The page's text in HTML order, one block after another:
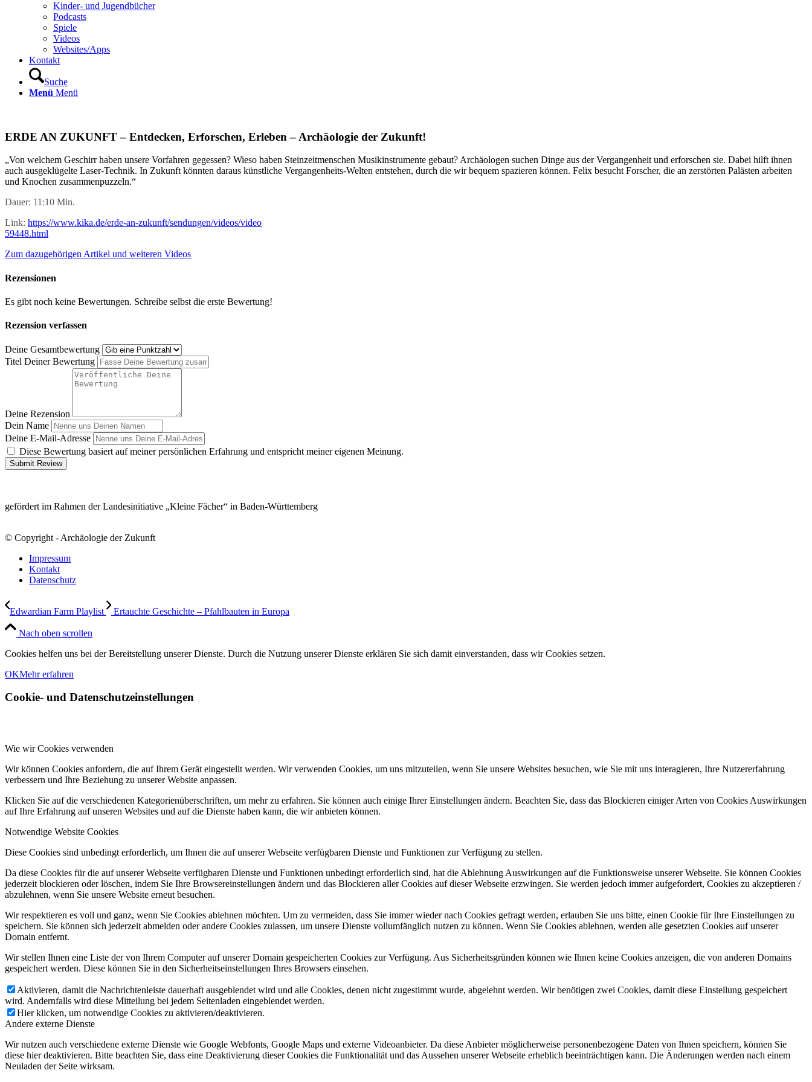
Kinder- und Jugendbücher
Podcasts
Spiele
Videos
Websites/Apps
Kontakt
Suche
Menü Menü
ERDE AN ZUKUNFT – Entdecken, Erforschen, Erleben – Archäologie der Zukunft!
„Von welchem Geschirr haben unsere Vorfahren gegessen? Wieso haben Steinzeitmenschen Musikinstrumente gebaut? Archäologen suchen Dinge aus der Vergangenheit und erforschen sie. Dabei hilft ihnen
auch ausgeklügelte Laser-Technik. In Zukunft könnten daraus künstliche Vergangenheits-Welten entstehen, durch die wir bequem spazieren können. Felix besucht Forscher, die an zerstörten Palästen arbeiten
und Knochen zusammenpuzzeln.“
Dauer: 11:10 Min.
Link: https://www.kika.de/erde-an-zukunft/sendungen/videos/video
59448.html
Zum dazugehörigen Artikel und weiteren Videos
Rezensionen
Es gibt noch keine Bewertungen. Schreibe selbst die erste Bewertung!
Rezension verfassen
Deine Gesamtbewertung
Titel Deiner Bewertung
Deine Rezension
Dein Name
Deine E-Mail-Adresse
Diese Bewertung basiert auf meiner persönlichen Erfahrung und entspricht meiner eigenen Meinung.
Submit Review
gefördert im Rahmen der Landesinitiative „Kleine Fächer“ in Baden-Württemberg
© Copyright - Archäologie der Zukunft
Impressum
Kontakt
Datenschutz
Edwardian Farm Playlist Ertauchte Geschichte – Pfahlbauten in Europa
Nach oben scrollen
Cookies helfen uns bei der Bereitstellung unserer Dienste. Durch die Nutzung unserer Dienste erklären Sie sich damit einverstanden, dass wir Cookies setzen.
OKMehr erfahren
Cookie- und Datenschutzeinstellungen
Wie wir Cookies verwenden
Wir können Cookies anfordern, die auf Ihrem Gerät eingestellt werden. Wir verwenden Cookies, um uns mitzuteilen, wenn Sie unsere Websites besuchen, wie Sie mit uns interagieren, Ihre Nutzererfahrung
verbessern und Ihre Beziehung zu unserer Website anpassen.
Klicken Sie auf die verschiedenen Kategorienüberschriften, um mehr zu erfahren. Sie können auch einige Ihrer Einstellungen ändern. Beachten Sie, dass das Blockieren einiger Arten von Cookies Auswirkungen
auf Ihre Erfahrung auf unseren Websites und auf die Dienste haben kann, die wir anbieten können.
Notwendige Website Cookies
Diese Cookies sind unbedingt erforderlich, um Ihnen die auf unserer Webseite verfügbaren Dienste und Funktionen zur Verfügung zu stellen.
Da diese Cookies für die auf unserer Webseite verfügbaren Dienste und Funktionen unbedingt erforderlich sind, hat die Ablehnung Auswirkungen auf die Funktionsweise unserer Webseite. Sie können Cookies
jederzeit blockieren oder löschen, indem Sie Ihre Browsereinstellungen ändern und das Blockieren aller Cookies auf dieser Webseite erzwingen. Sie werden jedoch immer aufgefordert, Cookies zu akzeptieren /
abzulehnen, wenn Sie unsere Website erneut besuchen.
Wir respektieren es voll und ganz, wenn Sie Cookies ablehnen möchten. Um zu vermeiden, dass Sie immer wieder nach Cookies gefragt werden, erlauben Sie uns bitte, einen Cookie für Ihre Einstellungen zu
speichern. Sie können sich jederzeit abmelden oder andere Cookies zulassen, um unsere Dienste vollumfänglich nutzen zu können. Wenn Sie Cookies ablehnen, werden alle gesetzten Cookies auf unserer
Domain entfernt.
Wir stellen Ihnen eine Liste der von Ihrem Computer auf unserer Domain gespeicherten Cookies zur Verfügung. Aus Sicherheitsgründen können wie Ihnen keine Cookies anzeigen, die von anderen Domains
gespeichert werden. Diese können Sie in den Sicherheitseinstellungen Ihres Browsers einsehen.
Aktivieren, damit die Nachrichtenleiste dauerhaft ausgeblendet wird und alle Cookies, denen nicht zugestimmt wurde, abgelehnt werden. Wir benötigen zwei Cookies, damit diese Einstellung gespeichert
wird. Andernfalls wird diese Mitteilung bei jedem Seitenladen eingeblendet werden.
Hier klicken, um notwendige Cookies zu aktivieren/deaktivieren.
Andere externe Dienste
Wir nutzen auch verschiedene externe Dienste wie Google Webfonts, Google Maps und externe Videoanbieter. Da diese Anbieter möglicherweise personenbezogene Daten von Ihnen speichern, können Sie
diese hier deaktivieren. Bitte beachten Sie, dass eine Deaktivierung dieser Cookies die Funktionalität und das Aussehen unserer Webseite erheblich beeinträchtigen kann. Die Änderungen werden nach einem
Neuladen der Seite wirksam.